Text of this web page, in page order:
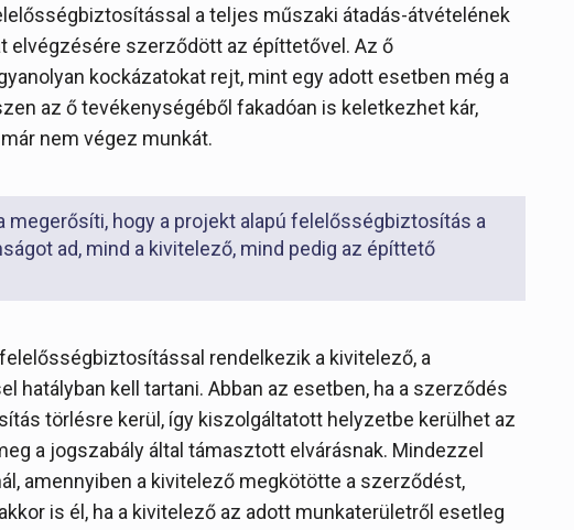
a teljes műszaki átadás-átvételének
elvégzésére szerződött az építtetővel. Az ő
kockázatokat rejt, mint egy adott esetben még a
az ő tevékenységéből fakadóan is keletkezhet kár,
nem végez munkát.
hogy a projekt alapú felelősségbiztosítás a
ad, mind a kivitelező, mind pedig az építtető
rendelkezik a kivitelező, a
kell tartani. Abban az esetben, ha a szerződés
törlésre kerül, így kiszolgáltatott helyzetbe kerülhet az
a jogszabály által támasztott elvárásnak. Mindezzel
amennyiben a kivitelező megkötötte a szerződést,
is él, ha a kivitelező az adott munkaterületről esetleg